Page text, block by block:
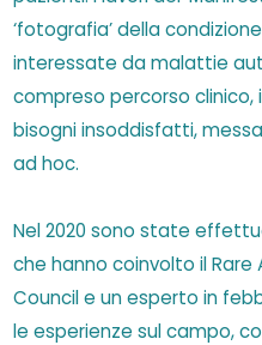
‘fotografia’ della
interessate da malattie
compreso percorso
bisogni insoddisfatti,
ad hoc.
Nel 2020 sono state
che hanno coinvolto il
Council e un esperto in
le esperienze sul campo,